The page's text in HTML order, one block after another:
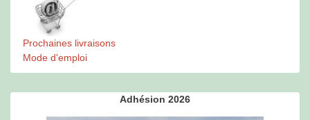
Prochaines livraisons
Mode d'emploi
Adhésion 2026